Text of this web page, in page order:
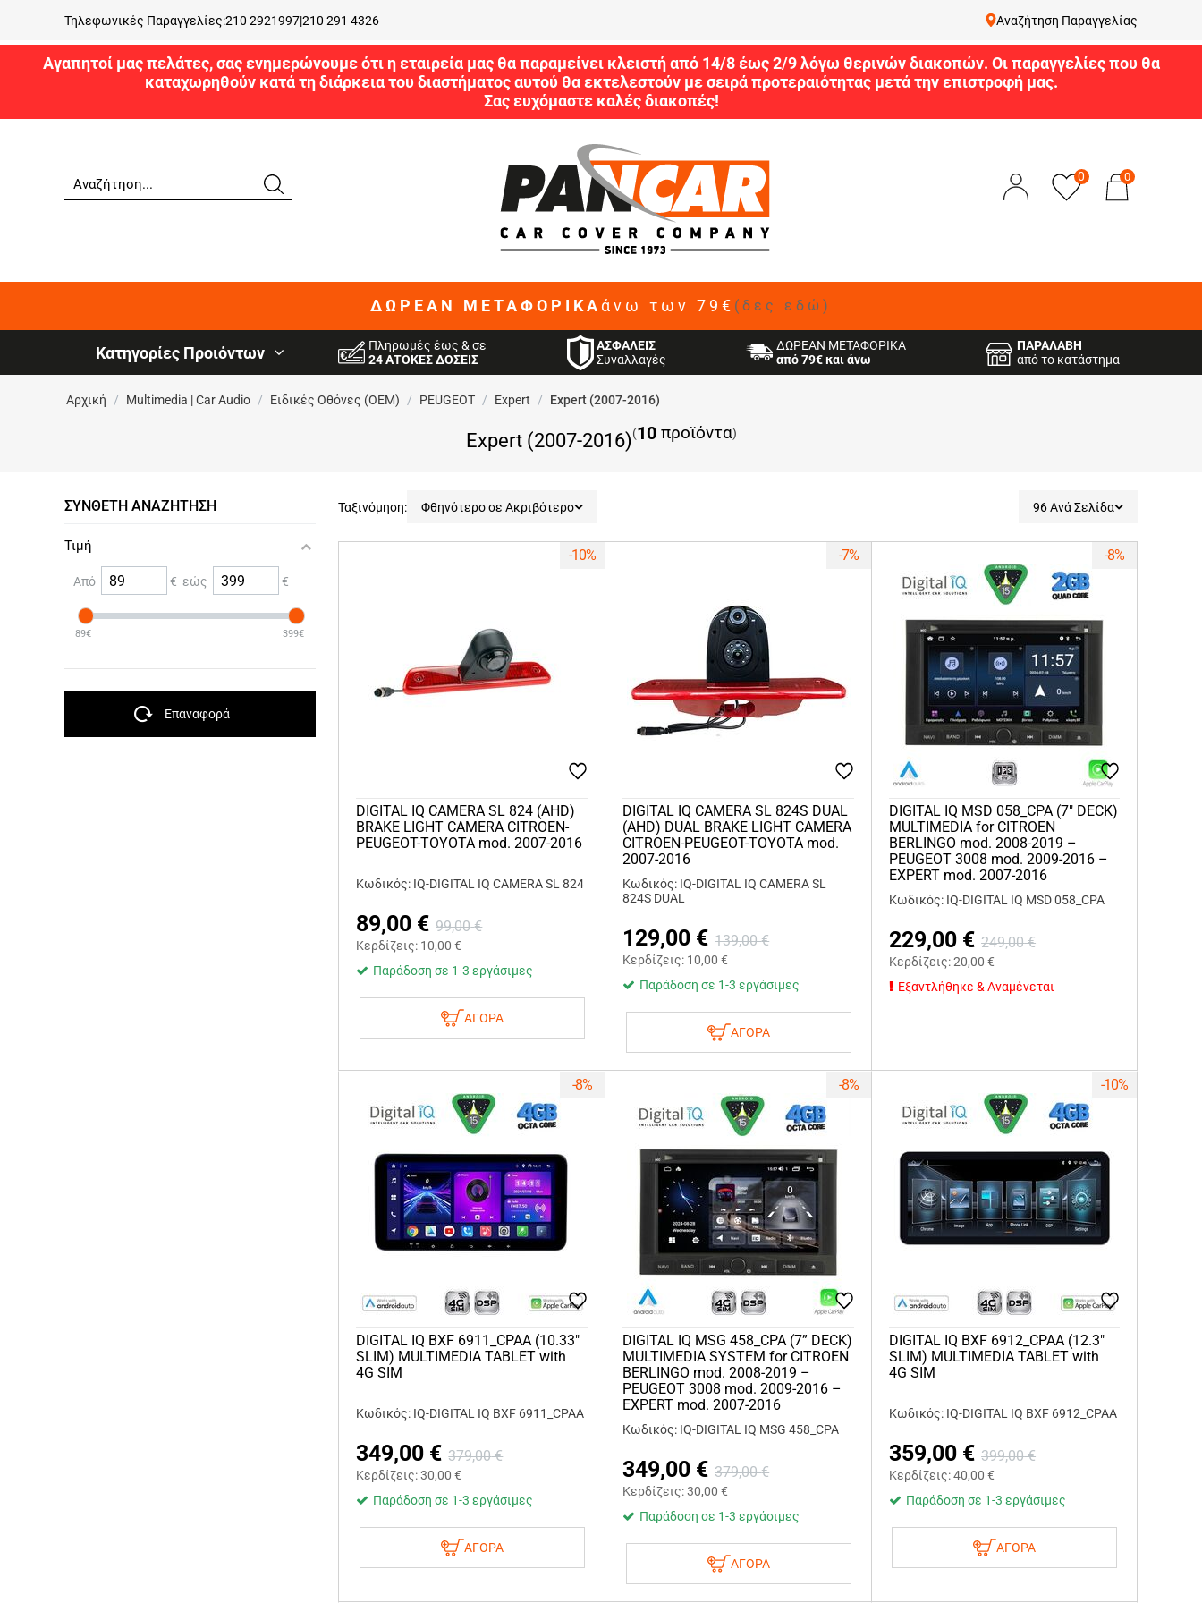
Τηλεφωνικές Παραγγελίες:210 2921997|210 291 4326 Αναζήτηση Παραγγελίας
Αγαπητοί μας πελάτες, σας ενημερώνουμε ότι η εταιρεία μας θα παραμείνει κλειστή από 14/8 έως 2/9 λόγω θερινών διακοπών. Οι παραγγελίες που θα
καταχωρηθούν κατά τη διάρκεια του διαστήματος αυτού θα εκτελεστούν με σειρά προτεραιότητας μετά την επιστροφή μας.
Σας ευχόμαστε καλές διακοπές!
0 0
ΔΩΡΕΑΝ ΜΕΤΑΦΟΡΙΚΑ άνω των 79€ (δες εδώ)
Κατηγορίες Προιόντων
Πληρωμές έως & σε
24 ΑΤΟΚΕΣ ΔΟΣΕΙΣ
ΑΣΦΑΛΕΙΣ
Συναλλαγές
ΔΩΡΕΑΝ ΜΕΤΑΦΟΡΙΚΑ
από 79€ και άνω
ΠΑΡΑΛΑΒΗ
από το κατάστημα
Αρχική / Multimedia | Car Audio / Ειδικές Oθόνες (OEM) / PEUGEOT / Expert / Expert (2007-2016)
Expert (2007-2016)(10 προϊόντα)
ΣΎΝΘΕΤΗ ΑΝΑΖΉΤΗΣΗ
Τιμή
Από € εώς €
89€ 399€
Επαναφορά
Ταξινόμηση: Φθηνότερο σε Ακριβότερο 96 Ανά Σελίδα
-10%
DIGITAL IQ CAMERA SL 824 (AHD)
BRAKE LIGHT CAMERA CITROEN-
PEUGEOT-TOYOTA mod. 2007-2016
Κωδικός: IQ-DIGITAL IQ CAMERA SL 824
89,00 € 99,00 €
Κερδίζεις: 10,00 €
Παράδοση σε 1-3 εργάσιμες
ΑΓΟΡΑ
-7%
DIGITAL IQ CAMERA SL 824S DUAL
(AHD) DUAL BRAKE LIGHT CAMERA
CITROEN-PEUGEOT-TOYOTA mod.
2007-2016
Κωδικός: IQ-DIGITAL IQ CAMERA SL
824S DUAL
129,00 € 139,00 €
Κερδίζεις: 10,00 €
Παράδοση σε 1-3 εργάσιμες
ΑΓΟΡΑ
-8%
DIGITAL IQ MSD 058_CPA (7" DECK)
MULTIMEDIA for CITROEN
BERLINGO mod. 2008-2019 –
PEUGEOT 3008 mod. 2009-2016 –
EXPERT mod. 2007-2016
Κωδικός: IQ-DIGITAL IQ MSD 058_CPA
229,00 € 249,00 €
Κερδίζεις:20,00 €
Εξαντλήθηκε & Αναμένεται
-8%
DIGITAL IQ BXF 6911_CPAA (10.33"
SLIM) MULTIMEDIA TABLET with
4G SIM
Κωδικός: IQ-DIGITAL IQ BXF 6911_CPAA
349,00 € 379,00 €
Κερδίζεις:30,00 €
Παράδοση σε 1-3 εργάσιμες
ΑΓΟΡΑ
-8%
DIGITAL IQ MSG 458_CPA (7” DECK)
MULTIMEDIA SYSTEM for CITROEN
BERLINGO mod. 2008-2019 –
PEUGEOT 3008 mod. 2009-2016 –
EXPERT mod. 2007-2016
Κωδικός: IQ-DIGITAL IQ MSG 458_CPA
349,00 € 379,00 €
Κερδίζεις:30,00 €
Παράδοση σε 1-3 εργάσιμες
ΑΓΟΡΑ
-10%
DIGITAL IQ BXF 6912_CPAA (12.3"
SLIM) MULTIMEDIA TABLET with
4G SIM
Κωδικός: IQ-DIGITAL IQ BXF 6912_CPAA
359,00 € 399,00 €
Κερδίζεις:40,00 €
Παράδοση σε 1-3 εργάσιμες
ΑΓΟΡΑ